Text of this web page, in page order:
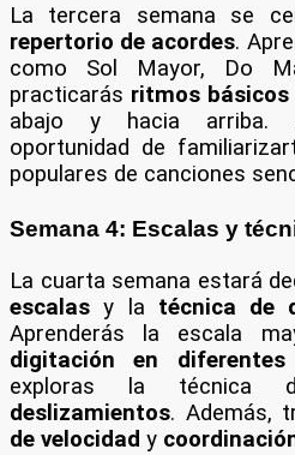
La tercera semana se
repertorio de acordes.
como Sol Mayor, Do
practicarás ritmos básicos
abajo y hacia arriba.
oportunidad de
populares de canciones
Semana 4: Escalas y
La cuarta semana estará
escalas y la técnica de
Aprenderás la escala
digitación en diferentes
exploras la
deslizamientos. Además,
de velocidad y